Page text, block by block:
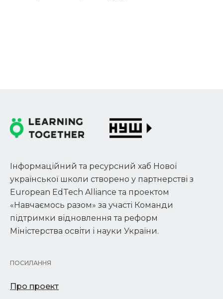
Інформаційний та ресурсний хаб Нової
української школи створено у партнерстві з
European EdTech Alliance та проектом
«Навчаємось разом» за участі Команди
підтримки відновлення та реформ
Міністерства освіти і науки України.
ПОСИЛАННЯ
Про проект